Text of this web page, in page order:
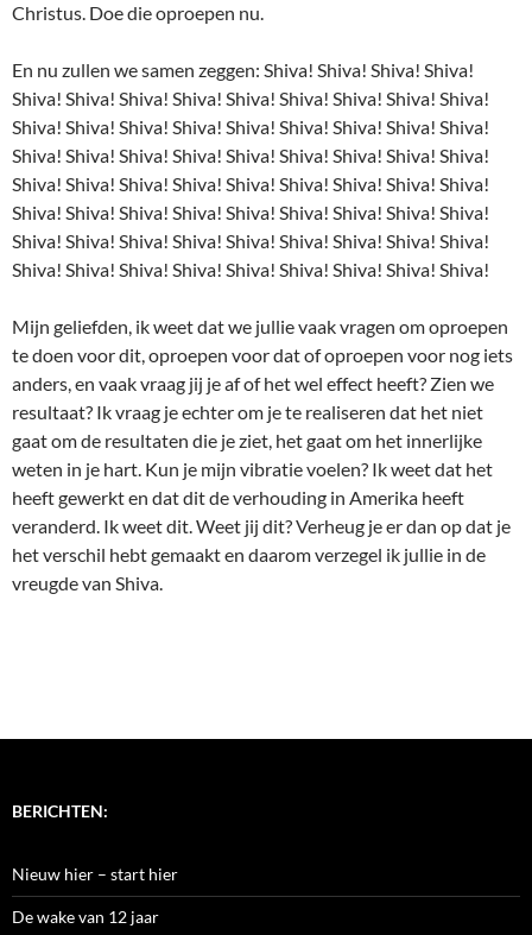
Christus. Doe die oproepen nu.
En nu zullen we samen zeggen: Shiva! Shiva! Shiva! Shiva!
Shiva! Shiva! Shiva! Shiva! Shiva! Shiva! Shiva! Shiva! Shiva!
Shiva! Shiva! Shiva! Shiva! Shiva! Shiva! Shiva! Shiva! Shiva!
Shiva! Shiva! Shiva! Shiva! Shiva! Shiva! Shiva! Shiva! Shiva!
Shiva! Shiva! Shiva! Shiva! Shiva! Shiva! Shiva! Shiva! Shiva!
Shiva! Shiva! Shiva! Shiva! Shiva! Shiva! Shiva! Shiva! Shiva!
Shiva! Shiva! Shiva! Shiva! Shiva! Shiva! Shiva! Shiva! Shiva!
Shiva! Shiva! Shiva! Shiva! Shiva! Shiva! Shiva! Shiva! Shiva!
Mijn geliefden, ik weet dat we jullie vaak vragen om oproepen
te doen voor dit, oproepen voor dat of oproepen voor nog iets
anders, en vaak vraag jij je af of het wel effect heeft? Zien we
resultaat? Ik vraag je echter om je te realiseren dat het niet
gaat om de resultaten die je ziet, het gaat om het innerlijke
weten in je hart. Kun je mijn vibratie voelen? Ik weet dat het
heeft gewerkt en dat dit de verhouding in Amerika heeft
veranderd. Ik weet dit. Weet jij dit? Verheug je er dan op dat je
het verschil hebt gemaakt en daarom verzegel ik jullie in de
vreugde van Shiva.
BERICHTEN:
Nieuw hier – start hier
De wake van 12 jaar